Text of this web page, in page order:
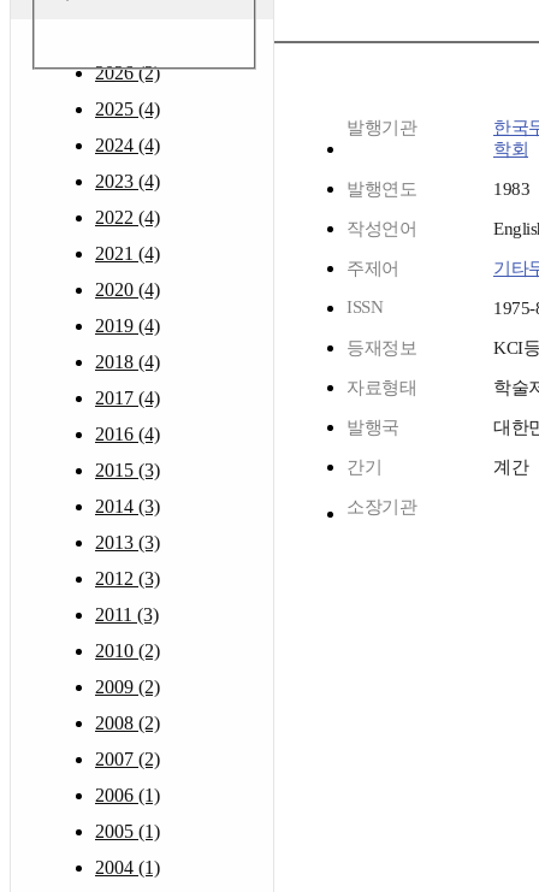
2026 (2)
2025 (4)
2024 (4)
2023 (4)
2022 (4)
2021 (4)
2020 (4)
2019 (4)
2018 (4)
2017 (4)
2016 (4)
2015 (3)
2014 (3)
2013 (3)
2012 (3)
2011 (3)
2010 (2)
2009 (2)
2008 (2)
2007 (2)
2006 (1)
2005 (1)
2004 (1)
발행기관
한국
학회
발행연도 1983
작성언어
주제어
기타
ISSN
1975-
등재정보 KCI
자료형태 학술
발행국 대한
간기 계간
소장기관